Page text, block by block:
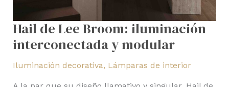
Hail de Lee Broom: iluminación
interconectada y modular
Iluminación decorativa, Lámparas de interior